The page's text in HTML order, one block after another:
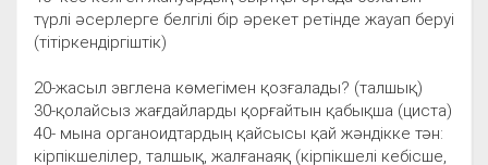
түрлі әсерлерге белгілі бір әрекет ретінде жауап беруі
(тітіркендіргіштік)
20-жасыл эвглена көмегімен қозғалады? (талшық)
30-қолайсыз жағдайларды қорғайтын қабықша (циста)
40- мына органоидтардың қайсысы қай жәндікке тән:
кірпікшелілер, талшық, жалғанаяқ (кірпікшелі кебісше,